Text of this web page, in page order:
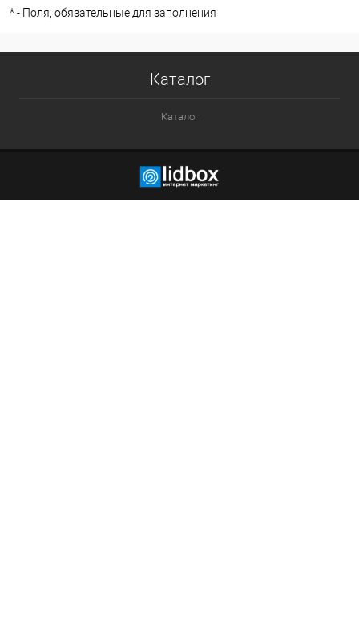
*- Поля, обязательные для заполнения
Каталог
Каталог